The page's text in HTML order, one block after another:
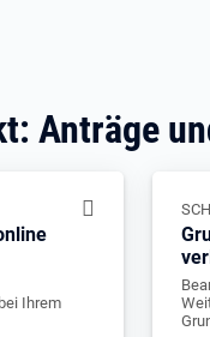
Anträge
Ihrem